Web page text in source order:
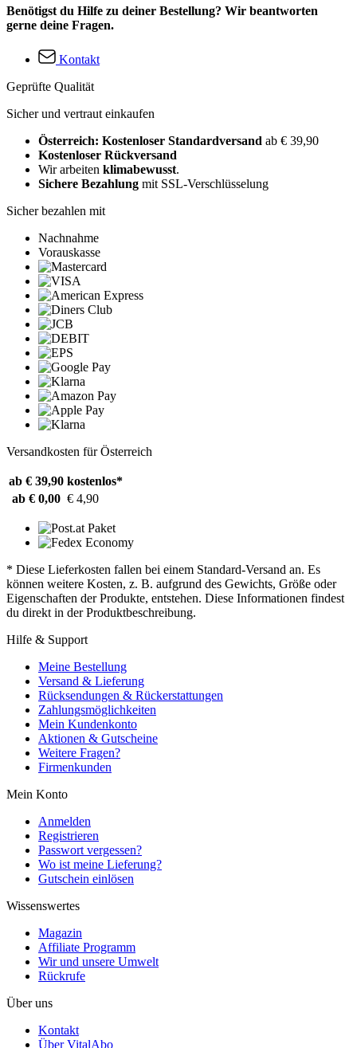
Benötigst du Hilfe zu deiner Bestellung? Wir beantworten
gerne deine Fragen.
Kontakt
Geprüfte Qualität
Sicher und vertraut einkaufen
Österreich: Kostenloser Standardversand ab € 39,90
Kostenloser Rückversand
Wir arbeiten klimabewusst.
Sichere Bezahlung mit SSL-Verschlüsselung
Sicher bezahlen mit
Nachnahme
Vorauskasse
Versandkosten für Österreich
ab € 39,90 kostenlos*
ab € 0,00 € 4,90
* Diese Lieferkosten fallen bei einem Standard-Versand an. Es
können weitere Kosten, z. B. aufgrund des Gewichts, Größe oder
Eigenschaften der Produkte, entstehen. Diese Informationen findest
du direkt in der Produktbeschreibung.
Hilfe & Support
Meine Bestellung
Versand & Lieferung
Rücksendungen & Rückerstattungen
Zahlungsmöglichkeiten
Mein Kundenkonto
Aktionen & Gutscheine
Weitere Fragen?
Firmenkunden
Mein Konto
Anmelden
Registrieren
Passwort vergessen?
Wo ist meine Lieferung?
Gutschein einlösen
Wissenswertes
Magazin
Affiliate Programm
Wir und unsere Umwelt
Rückrufe
Über uns
Kontakt
Über VitalAbo